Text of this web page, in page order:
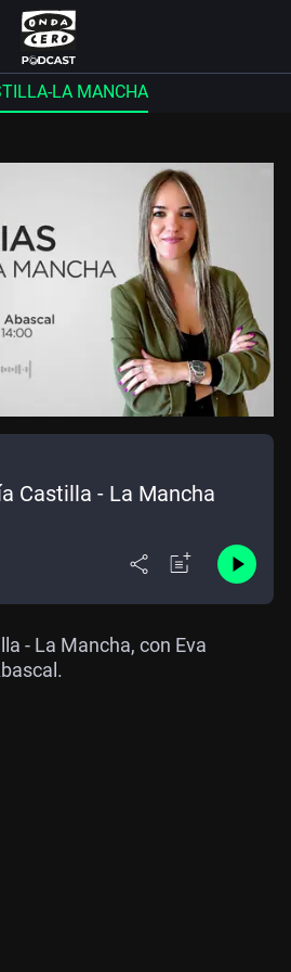
LA MANCHA
Castilla - La Mancha
- La Mancha, con Eva